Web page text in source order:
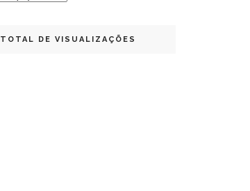
TOTAL DE VISUALIZAÇÕES